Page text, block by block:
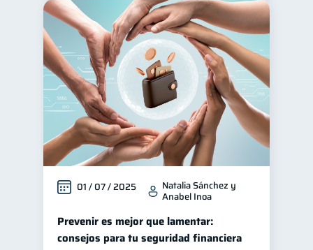
01 / 07 / 2025 Natalia Sánchez y
Anabel Inoa
Prevenir es mejor que lamentar:
consejos para tu seguridad financiera